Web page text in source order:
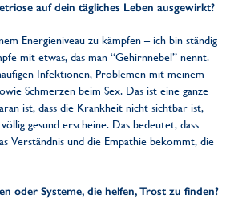
auf dein tägliches Leben ausgewirkt?
Energieniveau zu kämpfen – ich bin ständig
mit etwas, das man “Gehirnnebel” nennt.
Infektionen, Problemen mit meinem
Schmerzen beim Sex. Das ist eine ganze
ist, dass die Krankheit nicht sichtbar ist,
gesund erscheine. Das bedeutet, dass
Verständnis und die Empathie bekommt, die
oder Systeme, die helfen, Trost zu finden?